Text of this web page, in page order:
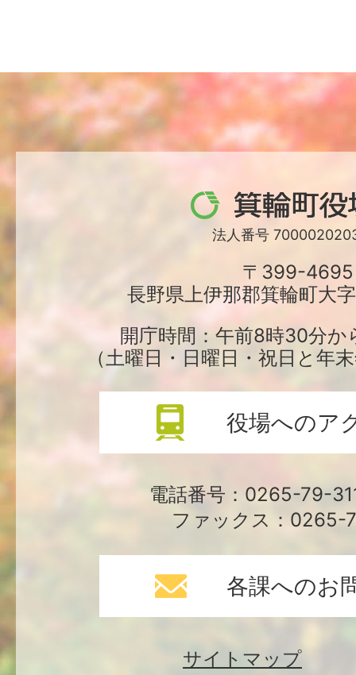
箕
輪
役
場
法人番号
〒399-4695
長野県上伊那郡箕輪町大
開庁時間：午前8時30分か
（土曜日・日曜日・祝日と年
役場へのア
電話番号：0265-79-
ファックス：0265-
各課へのお
サイトマップ